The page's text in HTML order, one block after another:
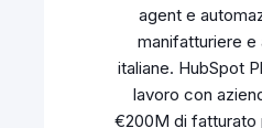
agent e
manifatturiere e
italiane. HubSpot
lavoro con
€200M di fatturato